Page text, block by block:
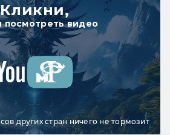
Кликни,
посмотреть видео
других стран ничего не тормозит